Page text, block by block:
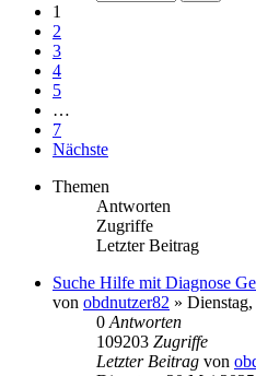
1
2
3
4
5
…
7
Nächste
Themen
Antworten
Zugriffe
Letzter Beitrag
Suche Hilfe mit Diagnose
von obdnutzer82 »
0 Antworten
109203 Zugriffe
Letzter Beitrag von